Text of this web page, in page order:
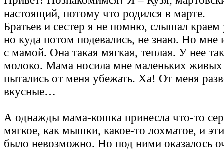
настоящий, потому что родился в марте.
Братьев и сестер я не помню, слышал
но куда потом подевались, не знаю. Но
с мамой. Она такая мягкая, теплая. У нее
молоко. Мама носила мне маленьких
пытались от меня убежать. Ха! От меня
вкусные…
А однажды мама-кошка принесла что-то
мягкое, как мышки, какое-то лохматое, и
было невозможно. Но под ними оказалось